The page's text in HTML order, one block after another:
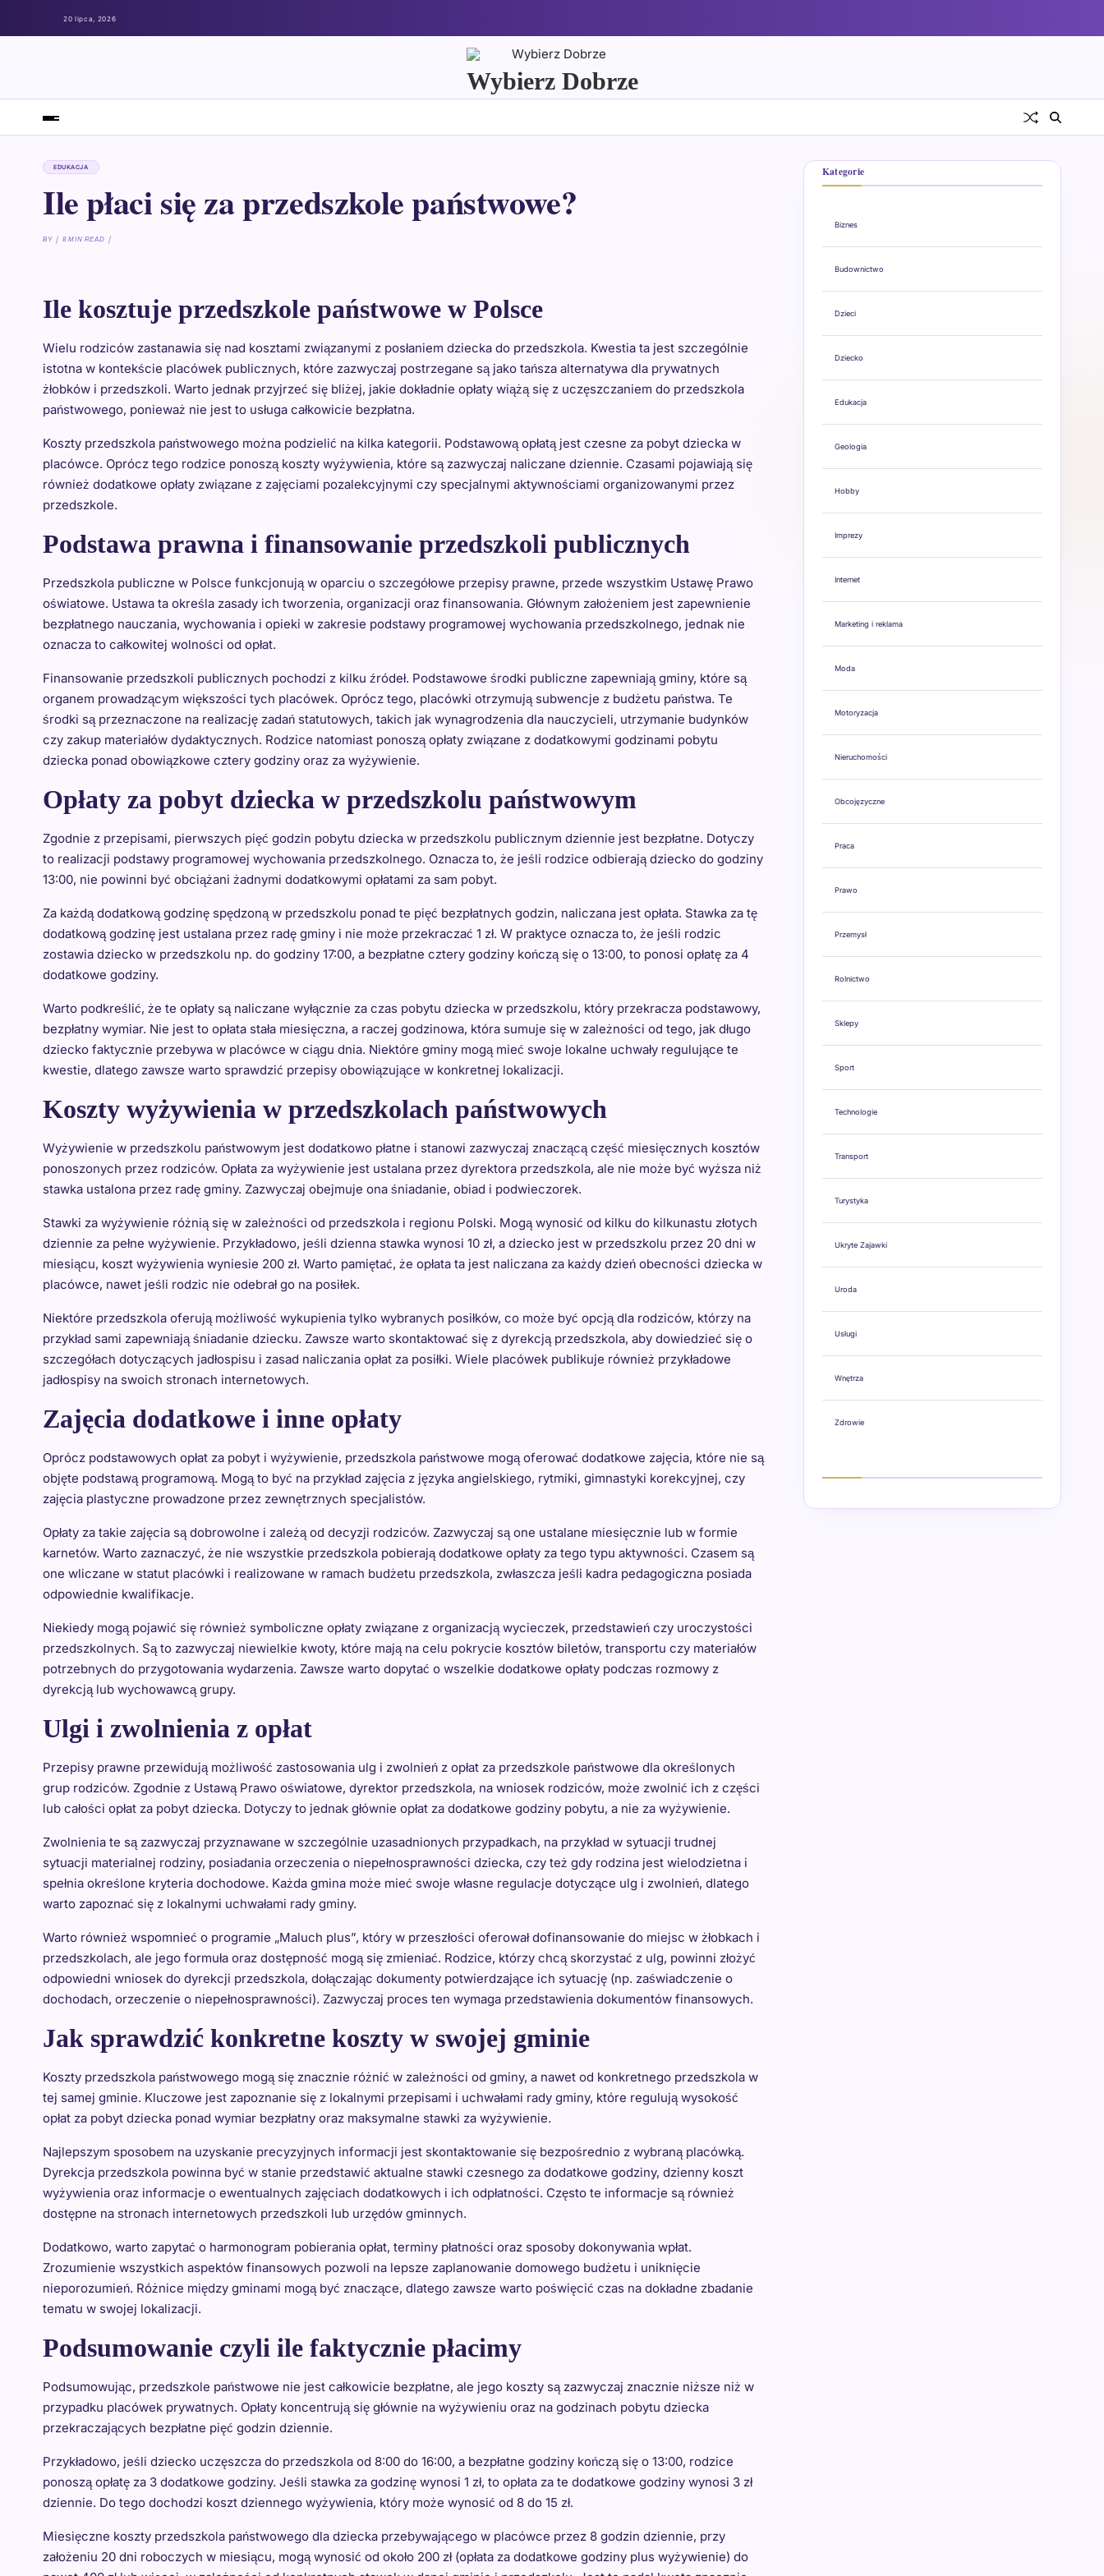
20 lipca, 2026
Wybierz Dobrze
EDUKACJA
Ile płaci się za przedszkole państwowe?
BY 8 MIN READ
Ile kosztuje przedszkole państwowe w Polsce
Wielu rodziców zastanawia się nad kosztami związanymi z posłaniem dziecka do przedszkola. Kwestia ta jest szczególnie
istotna w kontekście placówek publicznych, które zazwyczaj postrzegane są jako tańsza alternatywa dla prywatnych
żłobków i przedszkoli. Warto jednak przyjrzeć się bliżej, jakie dokładnie opłaty wiążą się z uczęszczaniem do przedszkola
państwowego, ponieważ nie jest to usługa całkowicie bezpłatna.
Koszty przedszkola państwowego można podzielić na kilka kategorii. Podstawową opłatą jest czesne za pobyt dziecka w
placówce. Oprócz tego rodzice ponoszą koszty wyżywienia, które są zazwyczaj naliczane dziennie. Czasami pojawiają się
również dodatkowe opłaty związane z zajęciami pozalekcyjnymi czy specjalnymi aktywnościami organizowanymi przez
przedszkole.
Podstawa prawna i finansowanie przedszkoli publicznych
Przedszkola publiczne w Polsce funkcjonują w oparciu o szczegółowe przepisy prawne, przede wszystkim Ustawę Prawo
oświatowe. Ustawa ta określa zasady ich tworzenia, organizacji oraz finansowania. Głównym założeniem jest zapewnienie
bezpłatnego nauczania, wychowania i opieki w zakresie podstawy programowej wychowania przedszkolnego, jednak nie
oznacza to całkowitej wolności od opłat.
Finansowanie przedszkoli publicznych pochodzi z kilku źródeł. Podstawowe środki publiczne zapewniają gminy, które są
organem prowadzącym większości tych placówek. Oprócz tego, placówki otrzymują subwencje z budżetu państwa. Te
środki są przeznaczone na realizację zadań statutowych, takich jak wynagrodzenia dla nauczycieli, utrzymanie budynków
czy zakup materiałów dydaktycznych. Rodzice natomiast ponoszą opłaty związane z dodatkowymi godzinami pobytu
dziecka ponad obowiązkowe cztery godziny oraz za wyżywienie.
Opłaty za pobyt dziecka w przedszkolu państwowym
Zgodnie z przepisami, pierwszych pięć godzin pobytu dziecka w przedszkolu publicznym dziennie jest bezpłatne. Dotyczy
to realizacji podstawy programowej wychowania przedszkolnego. Oznacza to, że jeśli rodzice odbierają dziecko do godziny
13:00, nie powinni być obciążani żadnymi dodatkowymi opłatami za sam pobyt.
Za każdą dodatkową godzinę spędzoną w przedszkolu ponad te pięć bezpłatnych godzin, naliczana jest opłata. Stawka za tę
dodatkową godzinę jest ustalana przez radę gminy i nie może przekraczać 1 zł. W praktyce oznacza to, że jeśli rodzic
zostawia dziecko w przedszkolu np. do godziny 17:00, a bezpłatne cztery godziny kończą się o 13:00, to ponosi opłatę za 4
dodatkowe godziny.
Warto podkreślić, że te opłaty są naliczane wyłącznie za czas pobytu dziecka w przedszkolu, który przekracza podstawowy,
bezpłatny wymiar. Nie jest to opłata stała miesięczna, a raczej godzinowa, która sumuje się w zależności od tego, jak długo
dziecko faktycznie przebywa w placówce w ciągu dnia. Niektóre gminy mogą mieć swoje lokalne uchwały regulujące te
kwestie, dlatego zawsze warto sprawdzić przepisy obowiązujące w konkretnej lokalizacji.
Koszty wyżywienia w przedszkolach państwowych
Wyżywienie w przedszkolu państwowym jest dodatkowo płatne i stanowi zazwyczaj znaczącą część miesięcznych kosztów
ponoszonych przez rodziców. Opłata za wyżywienie jest ustalana przez dyrektora przedszkola, ale nie może być wyższa niż
stawka ustalona przez radę gminy. Zazwyczaj obejmuje ona śniadanie, obiad i podwieczorek.
Stawki za wyżywienie różnią się w zależności od przedszkola i regionu Polski. Mogą wynosić od kilku do kilkunastu złotych
dziennie za pełne wyżywienie. Przykładowo, jeśli dzienna stawka wynosi 10 zł, a dziecko jest w przedszkolu przez 20 dni w
miesiącu, koszt wyżywienia wyniesie 200 zł. Warto pamiętać, że opłata ta jest naliczana za każdy dzień obecności dziecka w
placówce, nawet jeśli rodzic nie odebrał go na posiłek.
Niektóre przedszkola oferują możliwość wykupienia tylko wybranych posiłków, co może być opcją dla rodziców, którzy na
przykład sami zapewniają śniadanie dziecku. Zawsze warto skontaktować się z dyrekcją przedszkola, aby dowiedzieć się o
szczegółach dotyczących jadłospisu i zasad naliczania opłat za posiłki. Wiele placówek publikuje również przykładowe
jadłospisy na swoich stronach internetowych.
Zajęcia dodatkowe i inne opłaty
Oprócz podstawowych opłat za pobyt i wyżywienie, przedszkola państwowe mogą oferować dodatkowe zajęcia, które nie są
objęte podstawą programową. Mogą to być na przykład zajęcia z języka angielskiego, rytmiki, gimnastyki korekcyjnej, czy
zajęcia plastyczne prowadzone przez zewnętrznych specjalistów.
Opłaty za takie zajęcia są dobrowolne i zależą od decyzji rodziców. Zazwyczaj są one ustalane miesięcznie lub w formie
karnetów. Warto zaznaczyć, że nie wszystkie przedszkola pobierają dodatkowe opłaty za tego typu aktywności. Czasem są
one wliczane w statut placówki i realizowane w ramach budżetu przedszkola, zwłaszcza jeśli kadra pedagogiczna posiada
odpowiednie kwalifikacje.
Niekiedy mogą pojawić się również symboliczne opłaty związane z organizacją wycieczek, przedstawień czy uroczystości
przedszkolnych. Są to zazwyczaj niewielkie kwoty, które mają na celu pokrycie kosztów biletów, transportu czy materiałów
potrzebnych do przygotowania wydarzenia. Zawsze warto dopytać o wszelkie dodatkowe opłaty podczas rozmowy z
dyrekcją lub wychowawcą grupy.
Ulgi i zwolnienia z opłat
Przepisy prawne przewidują możliwość zastosowania ulg i zwolnień z opłat za przedszkole państwowe dla określonych
grup rodziców. Zgodnie z Ustawą Prawo oświatowe, dyrektor przedszkola, na wniosek rodziców, może zwolnić ich z części
lub całości opłat za pobyt dziecka. Dotyczy to jednak głównie opłat za dodatkowe godziny pobytu, a nie za wyżywienie.
Zwolnienia te są zazwyczaj przyznawane w szczególnie uzasadnionych przypadkach, na przykład w sytuacji trudnej
sytuacji materialnej rodziny, posiadania orzeczenia o niepełnosprawności dziecka, czy też gdy rodzina jest wielodzietna i
spełnia określone kryteria dochodowe. Każda gmina może mieć swoje własne regulacje dotyczące ulg i zwolnień, dlatego
warto zapoznać się z lokalnymi uchwałami rady gminy.
Warto również wspomnieć o programie „Maluch plus”, który w przeszłości oferował dofinansowanie do miejsc w żłobkach i
przedszkolach, ale jego formuła oraz dostępność mogą się zmieniać. Rodzice, którzy chcą skorzystać z ulg, powinni złożyć
odpowiedni wniosek do dyrekcji przedszkola, dołączając dokumenty potwierdzające ich sytuację (np. zaświadczenie o
dochodach, orzeczenie o niepełnosprawności). Zazwyczaj proces ten wymaga przedstawienia dokumentów finansowych.
Jak sprawdzić konkretne koszty w swojej gminie
Koszty przedszkola państwowego mogą się znacznie różnić w zależności od gminy, a nawet od konkretnego przedszkola w
tej samej gminie. Kluczowe jest zapoznanie się z lokalnymi przepisami i uchwałami rady gminy, które regulują wysokość
opłat za pobyt dziecka ponad wymiar bezpłatny oraz maksymalne stawki za wyżywienie.
Najlepszym sposobem na uzyskanie precyzyjnych informacji jest skontaktowanie się bezpośrednio z wybraną placówką.
Dyrekcja przedszkola powinna być w stanie przedstawić aktualne stawki czesnego za dodatkowe godziny, dzienny koszt
wyżywienia oraz informacje o ewentualnych zajęciach dodatkowych i ich odpłatności. Często te informacje są również
dostępne na stronach internetowych przedszkoli lub urzędów gminnych.
Dodatkowo, warto zapytać o harmonogram pobierania opłat, terminy płatności oraz sposoby dokonywania wpłat.
Zrozumienie wszystkich aspektów finansowych pozwoli na lepsze zaplanowanie domowego budżetu i uniknięcie
nieporozumień. Różnice między gminami mogą być znaczące, dlatego zawsze warto poświęcić czas na dokładne zbadanie
tematu w swojej lokalizacji.
Podsumowanie czyli ile faktycznie płacimy
Podsumowując, przedszkole państwowe nie jest całkowicie bezpłatne, ale jego koszty są zazwyczaj znacznie niższe niż w
przypadku placówek prywatnych. Opłaty koncentrują się głównie na wyżywieniu oraz na godzinach pobytu dziecka
przekraczających bezpłatne pięć godzin dziennie.
Przykładowo, jeśli dziecko uczęszcza do przedszkola od 8:00 do 16:00, a bezpłatne godziny kończą się o 13:00, rodzice
ponoszą opłatę za 3 dodatkowe godziny. Jeśli stawka za godzinę wynosi 1 zł, to opłata za te dodatkowe godziny wynosi 3 zł
dziennie. Do tego dochodzi koszt dziennego wyżywienia, który może wynosić od 8 do 15 zł.
Miesięczne koszty przedszkola państwowego dla dziecka przebywającego w placówce przez 8 godzin dziennie, przy
założeniu 20 dni roboczych w miesiącu, mogą wynosić od około 200 zł (opłata za dodatkowe godziny plus wyżywienie) do
Kategorie
Biznes
Budownictwo
Dzieci
Dziecko
Edukacja
Geologia
Hobby
Imprezy
Internet
Marketing i reklama
Moda
Motoryzacja
Nieruchomości
Obcojęzyczne
Praca
Prawo
Przemysł
Rolnictwo
Sklepy
Sport
Technologie
Transport
Turystyka
Ukryte Zajawki
Uroda
Usługi
Wnętrza
Zdrowie